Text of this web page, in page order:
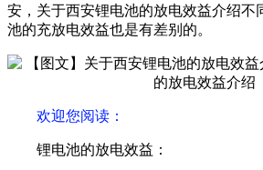
安，关于西安锂电池的放电效益介绍不
池的充放电效益也是有差别的。
欢迎您阅读 ：
锂电池的放电效益：